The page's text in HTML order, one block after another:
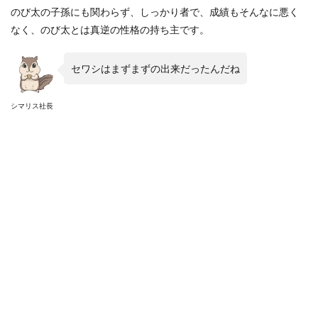
のび太の子孫にも関わらず、しっかり者で、成績もそんなに悪く
なく、のび太とは真逆の性格の持ち主です。
シマリス社長
セワシはまずまずの出来だったんだね